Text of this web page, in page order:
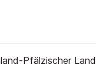
Pfälzischer